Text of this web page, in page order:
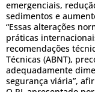
emergenciais,
sedimentos e
“Essas alterações
práticas
recomendações
Técnicas (ABNT),
adequadamente
segurança viária”,